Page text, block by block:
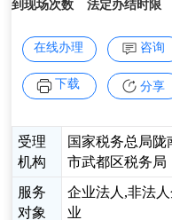
到现场次数 法定办结时限
在线办理 咨询
下载 分享
受理
机构
国家税务总局陇
市武都区税务局
服务
对象
企业法人,非法
业